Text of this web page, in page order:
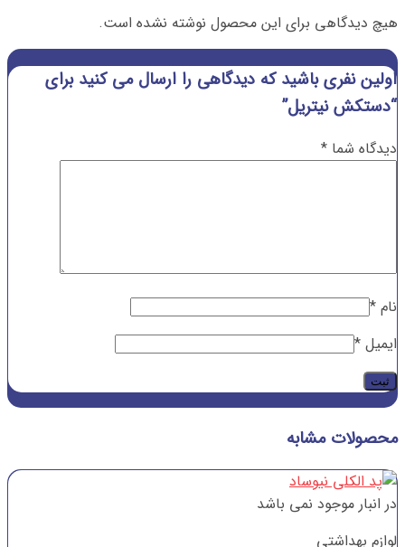
هیچ دیدگاهی برای این محصول نوشته نشده است.
اولین نفری باشید که دیدگاهی را ارسال می کنید برای
“دستکش نیتریل”
دیدگاه شما *
نام *
ایمیل *
محصولات مشابه
در انبار موجود نمی باشد
لوازم بهداشتی